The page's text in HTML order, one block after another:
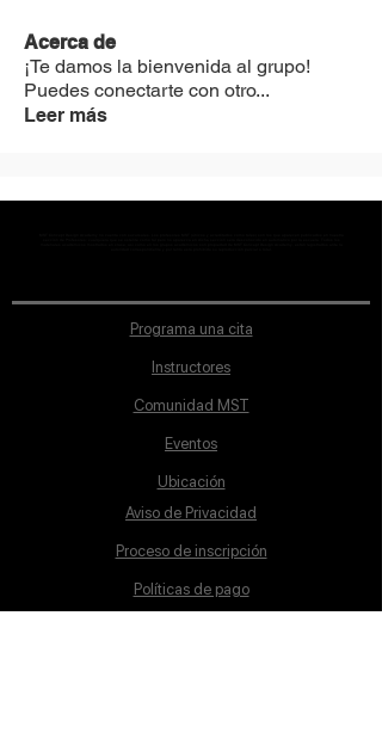
Acerca de
¡Te damos la bienvenida al grupo!
Puedes conectarte con otro...
Leer más
Programa una cita
Instructores
Comunidad MST
Eventos
Ubicación
Aviso de Privacidad
Proceso de inscripción
Políticas de pago